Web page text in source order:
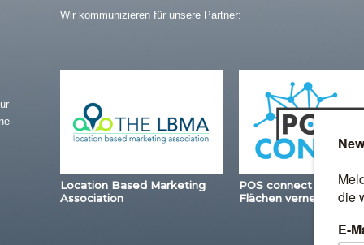
Wir kommunizieren für unsere Partner:
Location Based Marketing
Association
POS connect –
Flächen vernetzen